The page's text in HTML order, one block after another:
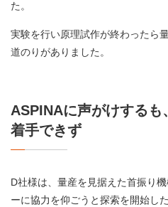
た。
実験を行い原理試作が終わったら
道のりがありました。
ASPINAに声がけする
着手できず
D社様は、量産を見据えた首振り
ーに協力を仰ごうと探索を開始し